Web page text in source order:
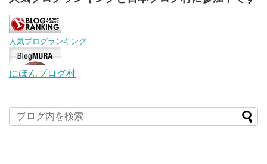
人気ブログランキング
にほんブログ村